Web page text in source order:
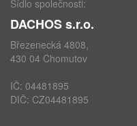
Sídlo společnosti:
DACHOS s.r.o.
Březenecká 4808,
430 04 Chomutov
IČ: 04481895
DIČ: CZ04481895